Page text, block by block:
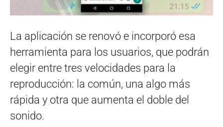
La aplicación se renovó e incorporó esa
herramienta para los usuarios, que podrán
elegir entre tres velocidades para la
reproducción: la común, una algo más
rápida y otra que aumenta el doble del
sonido.